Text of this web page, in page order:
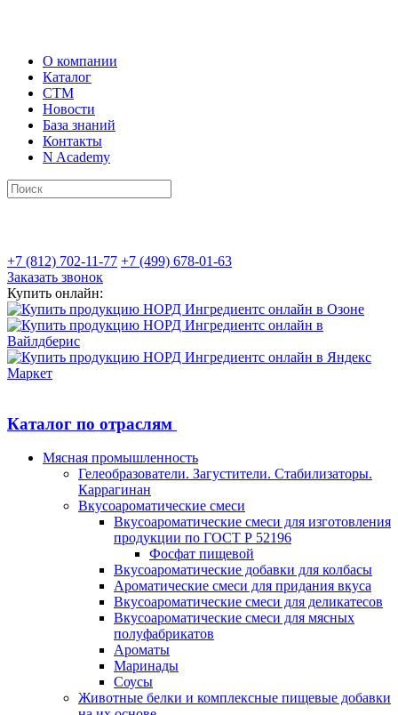
О компании
Каталог
СТМ
Новости
База знаний
Контакты
N Academy
+7 (812) 702-11-77 +7 (499) 678-01-63
Заказать звонок
Купить онлайн:
Каталог по отраслям
Мясная промышленность
Гелеобразователи. Загустители. Стабилизаторы.
Каррагинан
Вкусоароматические смеси
Вкусоароматические смеси для изготовления
продукции по ГОСТ Р 52196
Фосфат пищевой
Вкусоароматические добавки для колбасы
Ароматические смеси для придания вкуса
Вкусоароматические смеси для деликатесов
Вкусоароматические смеси для мясных
полуфабрикатов
Ароматы
Маринады
Соусы
Животные белки и комплексные пищевые добавки